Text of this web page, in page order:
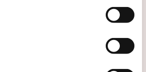
Aktivisterna klättrar upp på
maskiner – polisen kan inte
avvisa dem: ”Upptrappning